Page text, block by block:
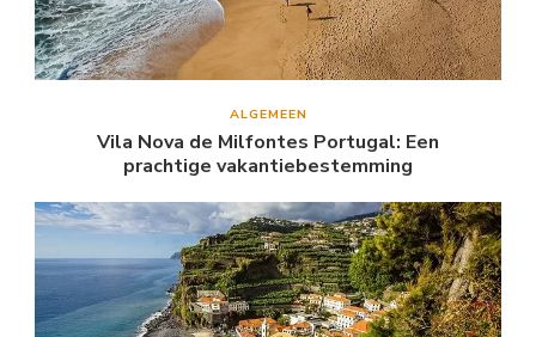
ALGEMEEN
Vila Nova de Milfontes Portugal: Een
prachtige vakantiebestemming